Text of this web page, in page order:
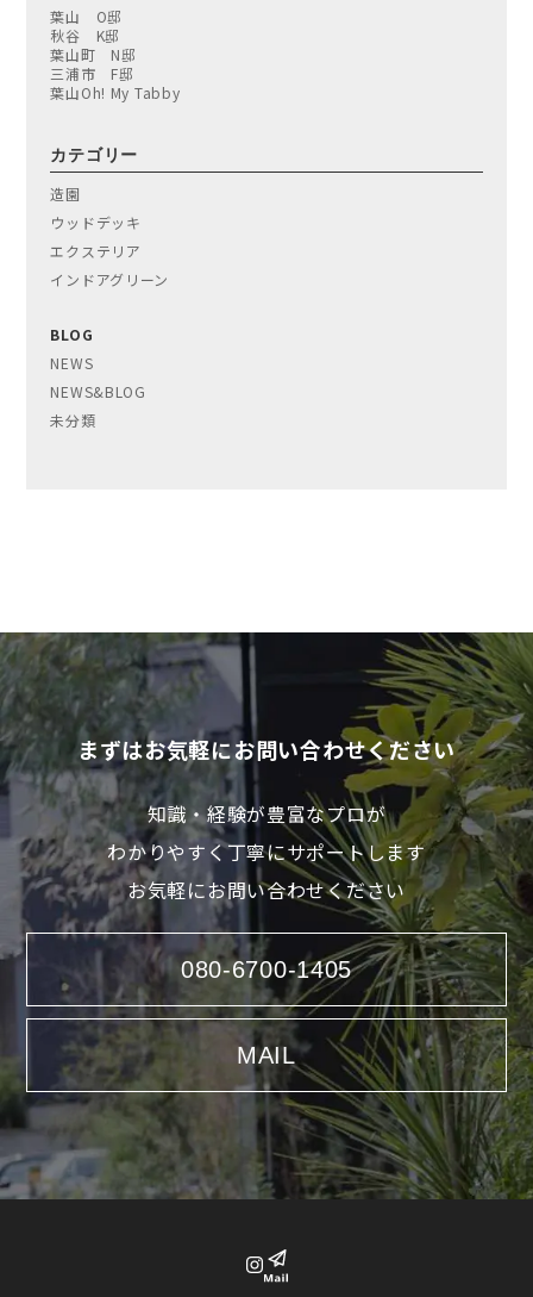
葉山 O邸
秋谷 K邸
葉山町 N邸
三浦市 F邸
葉山Oh! My Tabby
カテゴリー
造園
ウッドデッキ
エクステリア
インドアグリーン
BLOG
NEWS
NEWS&BLOG
未分類
まずはお気軽にお問い合わせください
知識・経験が豊富なプロが
わかりやすく丁寧にサポートします
お気軽にお問い合わせください
080-6700-1405
MAIL